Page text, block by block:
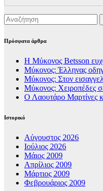
Πρόσφατα άρθρα
Η Μύκονος Betsson
Μύκονος: Έλληνας
Μύκονος: Στον
Μύκονος: Χειροπέδες
Ο Λαουτάρο Μαρτίνες
Ιστορικό
Αύγουστος 2026
Ιούλιος 2026
Μάιος 2009
Απρίλιος 2009
Μάρτιος 2009
Φεβρουάριος 2009